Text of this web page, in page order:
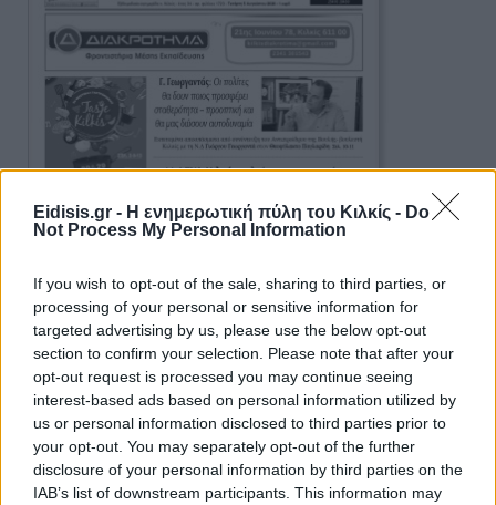
Eidisis.gr - Η ενημερωτική πύλη του Κιλκίς - Do
Not Process My Personal Information
If you wish to opt-out of the sale, sharing to third parties, or
processing of your personal or sensitive information for
targeted advertising by us, please use the below opt-out
section to confirm your selection. Please note that after your
opt-out request is processed you may continue seeing
interest-based ads based on personal information utilized by
us or personal information disclosed to third parties prior to
your opt-out. You may separately opt-out of the further
disclosure of your personal information by third parties on the
IAB’s list of downstream participants. This information may
Ειδήσεις 5-8-2026